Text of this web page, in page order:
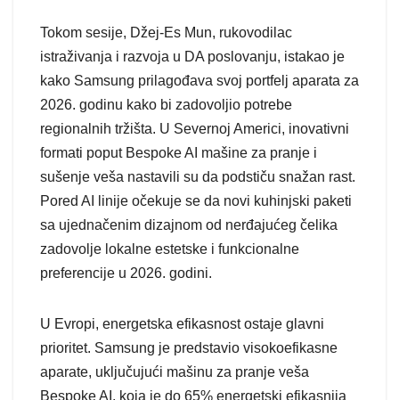
Tokom sesije, Džej-Es Mun, rukovodilac
istraživanja i razvoja u DA poslovanju, istakao je
kako Samsung prilagođava svoj portfelj aparata za
2026. godinu kako bi zadovoljio potrebe
regionalnih tržišta. U Severnoj Americi, inovativni
formati poput Bespoke AI mašine za pranje i
sušenje veša nastavili su da podstiču snažan rast.
Pored AI linije očekuje se da novi kuhinjski paketi
sa ujednačenim dizajnom od nerđajućeg čelika
zadovolje lokalne estetske i funkcionalne
preferencije u 2026. godini.
U Evropi, energetska efikasnost ostaje glavni
prioritet. Samsung je predstavio visokoefikasne
aparate, uključujući mašinu za pranje veša
Bespoke AI, koja je do 65% energetski efikasnija